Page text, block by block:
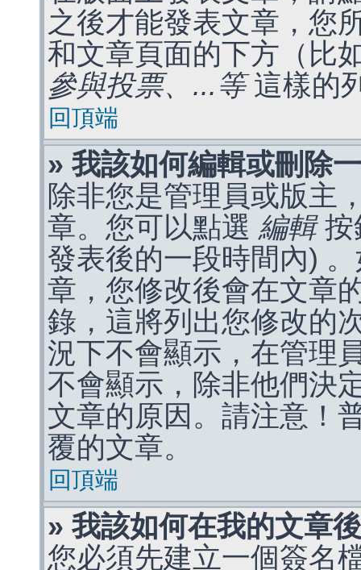
之後才能發表文章，您
和文章頁面的下方（比
參與投票、...等這樣的
回頂端
» 我該如何編輯或刪除
除非您是管理員或版主
章。您可以點選 編輯按
發表後的一段時間內)
章，您修改後會在文章
錄，這將列出您修改的
況下不會顯示，在管理
不會顯示，除非他們決
文章的原因。請注意！
覆的文章。
回頂端
» 我該如何在我的文章
您必須先建立一個簽名